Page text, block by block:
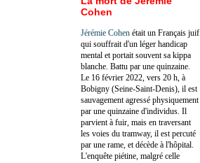
Cohen
Jérémie Cohen était un Français juif
qui souffrait d'un léger handicap
mental et portait souvent sa kippa
blanche. Battu par une quinzaine.
Le 16 février 2022, vers 20 h, à
Bobigny (Seine-Saint-Denis), il est
sauvagement agressé physiquement
par une quinzaine d'individus. Il
parvient à fuir, mais en traversant
les voies du tramway, il est percuté
par une rame, et décède à l'hôpital.
L'enquête piétine, malgré celle